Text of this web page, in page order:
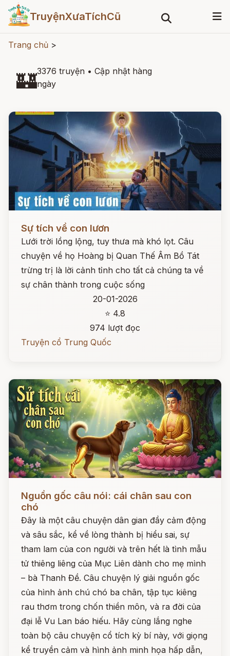
TruyệnXưaTíchCũ
Trang chủ >
🏰3376 truyện • Cập nhật hàng
ngày
Sự tích về con lươn
Lưới trời lồng lộng, tuy thưa mà khó lọt. Câu
chuyện về họ Hoàng bị Quan Thế Âm Bồ Tát
trừng trị là lời cảnh tỉnh cho tất cả chúng ta về
sự chân thành trong cuộc sống
20-01-2026
⭐ 4.8
974 lượt đọc
Truyện cổ Trung Quốc
Đọc ngay
Nguồn gốc câu nói: cái chân sau con
chó
Đây là một câu chuyện dân gian đầy cảm động
và sâu sắc, kể về lòng thành bị hiểu sai, sự
tham lam của con người và trên hết là tình mẫu
tử thiêng liêng của Mục Liên dành cho mẹ mình
– bà Thanh Đề. Câu chuyện lý giải nguồn gốc
của hình ảnh chú chó ba chân, tập tục kiêng
rau thơm trong chốn thiền môn, và ra đời của
đại lễ Vu Lan báo hiếu. Hãy cùng lắng nghe
toàn bộ câu chuyện cổ tích kỳ bí này, với giọng
kể truyền cảm và hình ảnh minh họa hấp dẫn,